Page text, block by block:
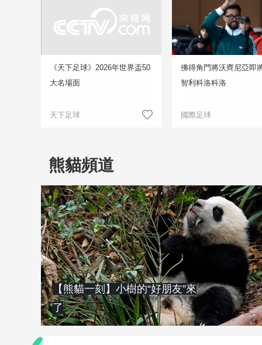
《天下足球》2026年世界盃50
大名場面
天下足球
佛得角門將沃齊尼亞即
智利科洛科洛
國際足球
熊貓頻道
【熊貓一刻】小樹的“好朋友”來
了